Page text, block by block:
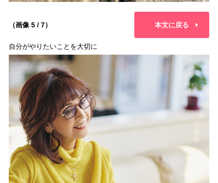
（画像 5 / 7） 本文に戻る
自分がやりたいことを大切に